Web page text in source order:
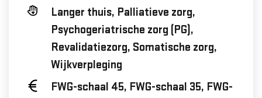
Langer thuis, Palliatieve zorg,
Psychogeriatrische zorg (PG),
Revalidatiezorg, Somatische zorg,
Wijkverpleging
FWG-schaal 45, FWG-schaal 35, FWG-